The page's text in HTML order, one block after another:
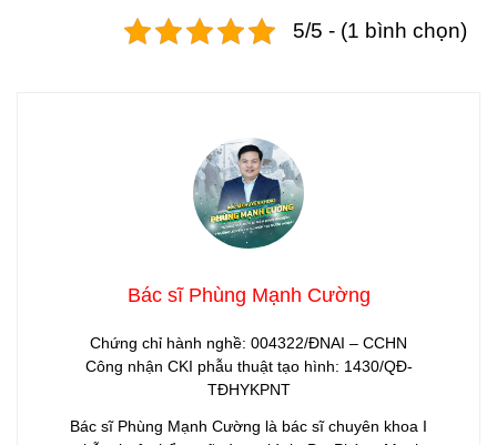
5/5 - (1 bình chọn)
Bác sĩ Phùng Mạnh Cường
Chứng chỉ hành nghề: 004322/ĐNAI – CCHN
Công nhận CKI phẫu thuật tạo hình: 1430/QĐ-
TĐHYKPNT
Bác sĩ Phùng Mạnh Cường là bác sĩ chuyên khoa I